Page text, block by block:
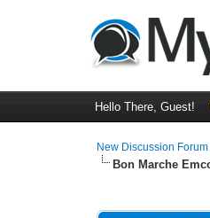
Hello There, Guest!
New Discussion Forum
Bon Marche